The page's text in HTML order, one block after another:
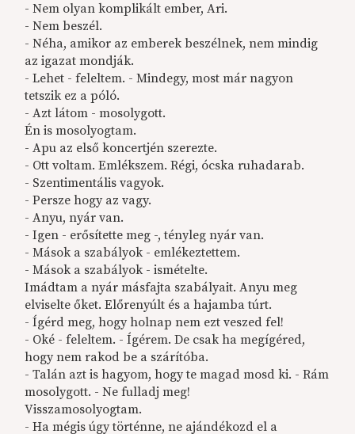
- Nem olyan komplikált ember, Ari.
- Nem beszél.
- Néha, amikor az emberek beszélnek, nem mindig
az igazat mondják.
- Lehet - feleltem. - Mindegy, most már nagyon
tetszik ez a póló.
- Azt látom - mosolygott.
Én is mosolyogtam.
- Apu az első koncertjén szerezte.
- Ott voltam. Emlékszem. Régi, ócska ruhadarab.
- Szentimentális vagyok.
- Persze hogy az vagy.
- Anyu, nyár van.
- Igen - erősítette meg -, tényleg nyár van.
- Mások a szabályok - emlékeztettem.
- Mások a szabályok - ismételte.
Imádtam a nyár másfajta szabályait. Anyu meg
elviselte őket. Előrenyúlt és a hajamba túrt.
- Ígérd meg, hogy holnap nem ezt veszed fel!
- Oké - feleltem. - Ígérem. De csak ha megígéred,
hogy nem rakod be a szárítóba.
- Talán azt is hagyom, hogy te magad mosd ki. - Rám
mosolygott. - Ne fulladj meg!
Visszamosolyogtam.
- Ha mégis úgy történne, ne ajándékozd el a